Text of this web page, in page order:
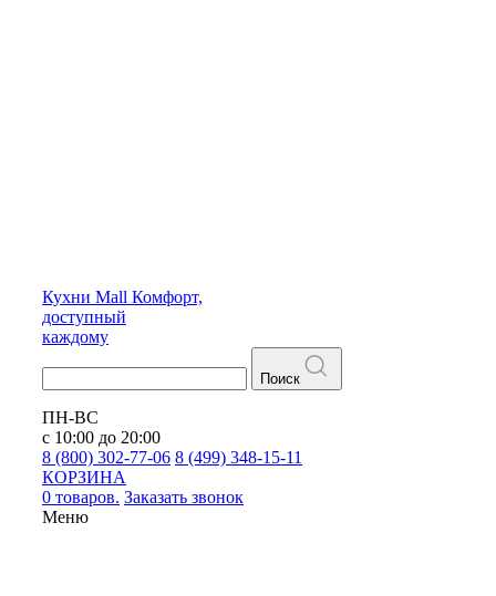
Кухни Mall Комфорт,
доступный
каждому
Поиск
ПН-ВС
с 10:00 до 20:00
8 (800) 302-77-06 8 (499) 348-15-11
КОРЗИНА
0 товаров. Заказать звонок
Меню